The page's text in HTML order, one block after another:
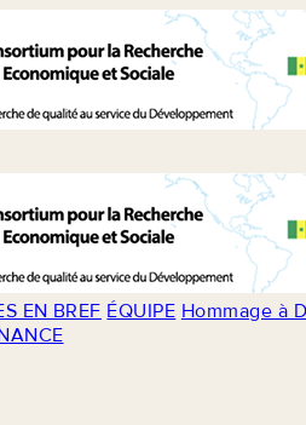
EN BREF ÉQUIPE Hommage à